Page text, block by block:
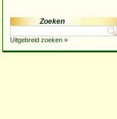
Zoeken
Uitgebreid zoeken »